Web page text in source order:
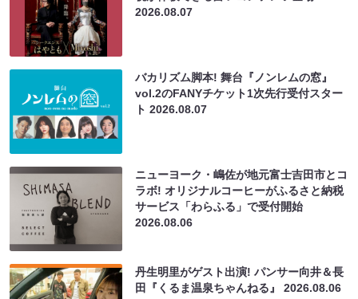
2026.08.07
バカリズム脚本! 舞台『ノンレムの窓』
vol.2のFANYチケット1次先行受付スター
ト2026.08.07
ニューヨーク・嶋佐が地元富士吉田市とコ
ラボ! オリジナルコーヒーがふるさと納税
サービス「わらふる」で受付開始
2026.08.06
丹生明里がゲスト出演! パンサー向井＆長
田『くるま温泉ちゃんねる』2026.08.06